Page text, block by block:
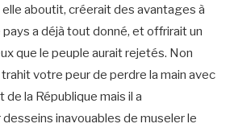
aboutit, créerait des avantages à
pays a déjà tout donné, et offrirait un
que le peuple aurait rejetés. Non
votre peur de perdre la main avec
la République mais il a
inavouables de museler le